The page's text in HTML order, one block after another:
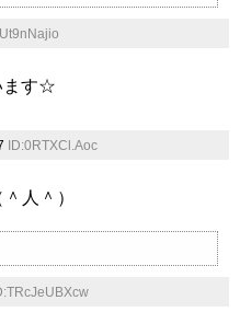
ます☆
ID:0RTXCl.Aoc
人＾）